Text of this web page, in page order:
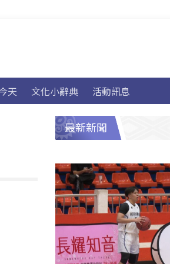
天 文化小辭典 活動訊息
最新新聞